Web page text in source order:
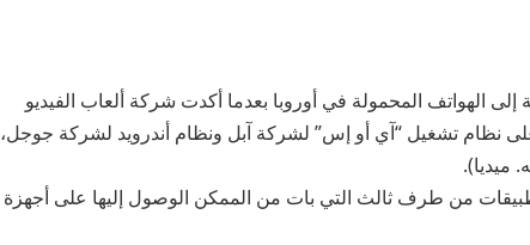
الهواتف المحمولة في أوروبا بعدما أكدت شركة ألعاب الفيديو
نظام تشغيل “آي أو إس” لشركة آبل ونظام أندرويد لشركة جوجل،
ميديا).
من طرف ثالث التي بات من الممكن الوصول إليها على أجهزة